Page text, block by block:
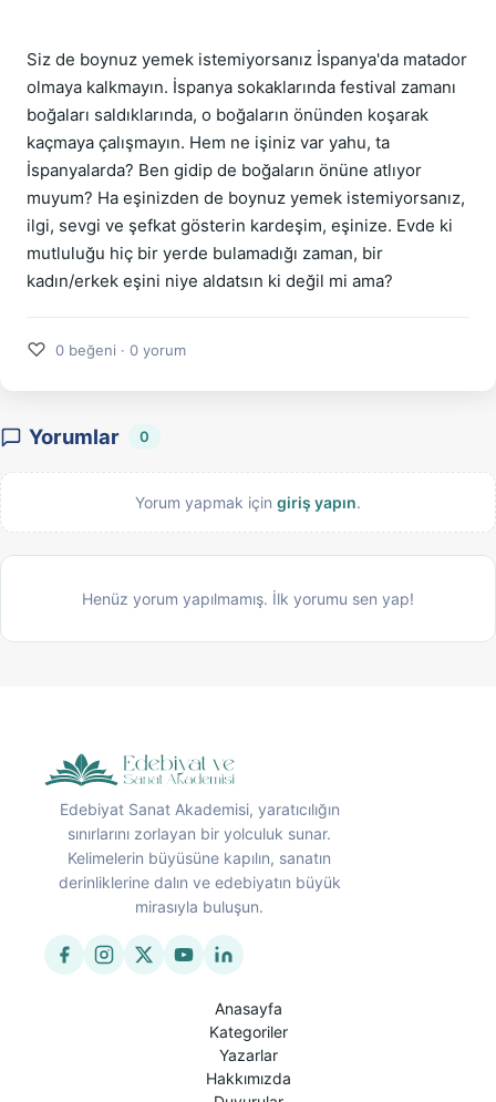
Siz de boynuz yemek istemiyorsanız İspanya'da matador
olmaya kalkmayın. İspanya sokaklarında festival zamanı
boğaları saldıklarında, o boğaların önünden koşarak
kaçmaya çalışmayın. Hem ne işiniz var yahu, ta
İspanyalarda? Ben gidip de boğaların önüne atlıyor
muyum? Ha eşinizden de boynuz yemek istemiyorsanız,
ilgi, sevgi ve şefkat gösterin kardeşim, eşinize. Evde ki
mutluluğu hiç bir yerde bulamadığı zaman, bir
kadın/erkek eşini niye aldatsın ki değil mi ama?
♡ 0 beğeni · 0 yorum
Yorumlar 0
Yorum yapmak için giriş yapın.
Henüz yorum yapılmamış. İlk yorumu sen yap!
Edebiyat Sanat Akademisi, yaratıcılığın
sınırlarını zorlayan bir yolculuk sunar.
Kelimelerin büyüsüne kapılın, sanatın
derinliklerine dalın ve edebiyatın büyük
mirasıyla buluşun.
Anasayfa
Kategoriler
Yazarlar
Hakkımızda